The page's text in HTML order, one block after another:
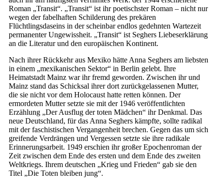
Roman „Transit“. „Transit“ ist ihr poetischster Roman – nicht nur
wegen der fabelhaften Schilderung des prekären
Flüchtlingsdaseins in der scheinbar endlos gedehnten Wartezeit
permanenter Ungewissheit. „Transit“ ist Seghers Liebeserklärung
an die Literatur und den europäischen Kontinent.
Nach ihrer Rückkehr aus Mexiko hätte Anna Seghers am liebsten
in einem „mexikanischen Sektor“ in Berlin gelebt. Ihre
Heimatstadt Mainz war ihr fremd geworden. Zwischen ihr und
Mainz stand das Schicksal ihrer dort zurückgelassenen Mutter,
die sie nicht vor dem Holocaust hatte retten können. Der
ermordeten Mutter setzte sie mit der 1946 veröffentlichten
Erzählung „Der Ausflug der toten Mädchen“ ihr Denkmal. Das
neue Deutschland, für das Anna Seghers kämpfte, sollte radikal
mit der faschistischen Vergangenheit brechen. Gegen das um sich
greifende Verdrängen und Vergessen setzte sie ihre radikale
Erinnerungsarbeit. 1949 erschien ihr großer Epochenroman der
Zeit zwischen dem Ende des ersten und dem Ende des zweiten
Weltkriegs. Ihrem deutschen „Krieg und Frieden“ gab sie den
Titel „Die Toten bleiben jung“.